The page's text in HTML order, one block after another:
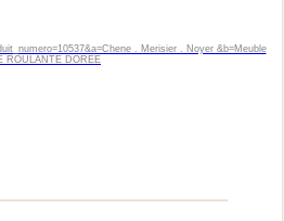
. Merisier . Noyer &b=Meuble
ROULANTE DOREE